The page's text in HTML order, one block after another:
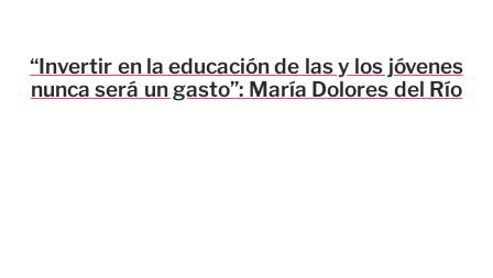
“Invertir en la educación de las y los jóvenes
nunca será un gasto”: María Dolores del Río